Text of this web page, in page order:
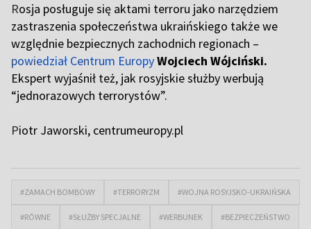
Rosja posługuje się aktami terroru jako narzędziem
zastraszenia społeczeństwa ukraińskiego także we
względnie bezpiecznych zachodnich regionach –
powiedział Centrum EuropyWojciech Wójciński.
Ekspert wyjaśnił też, jak rosyjskie służby werbują
“jednorazowych terrorystów”.
Piotr Jaworski, centrumeuropy.pl
#ZAMACH BOMBOWY #TERRORYZM #WOJNA ROSYJSKO-UKRAIŃSKA
#RÓWNE #SŁUŻBY SPECJALNE #WERBUNEK #BEZPIECZEŃSTWO